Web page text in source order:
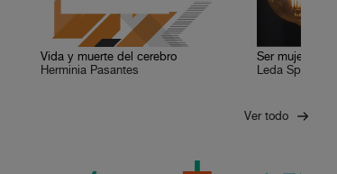
Vida y muerte del cerebro
Herminia Pasantes
Leda Speziale
Ver todo